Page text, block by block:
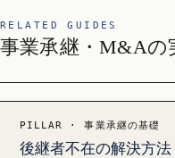
RELATED GUIDES
事業承継・M&Aの
PILLAR · 事業承継の基礎
後継者不在の解決方